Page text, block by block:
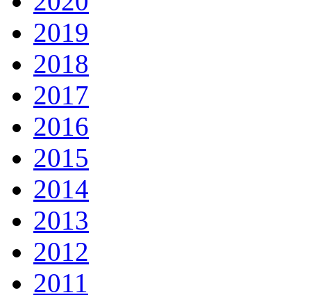
2019
2018
2017
2016
2015
2014
2013
2012
2011